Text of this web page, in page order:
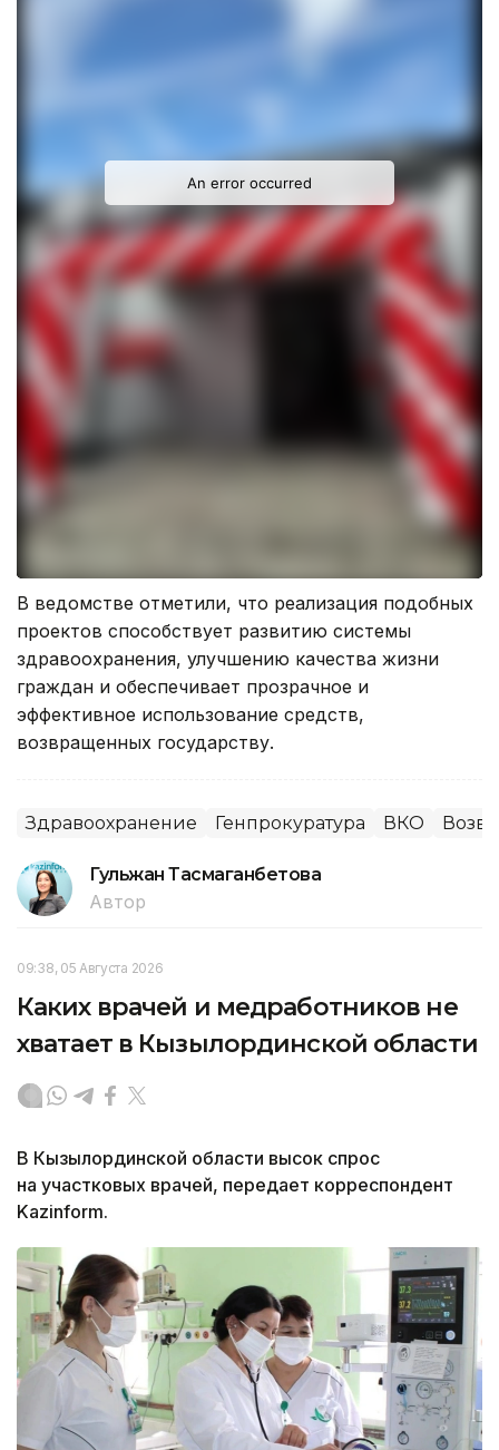
В ведомстве отметили, что реализация подобных
проектов способствует развитию системы
здравоохранения, улучшению качества жизни
граждан и обеспечивает прозрачное и
эффективное использование средств,
возвращенных государству.
Здравоохранение Генпрокуратура ВКО
Гульжан Тасмаганбетова
Автор
09:38, 05 Августа 2026
Каких врачей и медработников не
хватает в Кызылординской области
В Кызылординской области высок спрос
на участковых врачей, передает корреспондент
Kazinform.